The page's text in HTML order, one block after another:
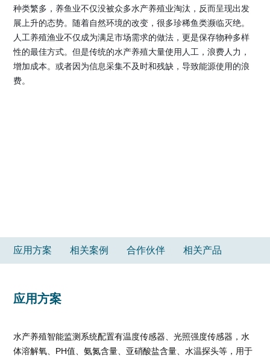
种类繁多，养鱼业不仅没被众多水产养殖业淘汰，反而呈现出发
展上升的态势。随着自然环境的改变，很多珍稀鱼类濒临灭绝。
人工养殖渔业不仅成为满足市场需求的做法，更是保存物种多样
性的最佳方式。但是传统的水产养殖大量使用人工，浪费人力，
增加成本。或者因为信息采集不及时和残缺，导致能源使用的浪
费。
应用方案 相关案例 合作伙伴 相关产品
应用方案
水产养殖智能监测系统配置有温度传感器、光照强度传感器，水
体溶解氧、PH值、氨氮含量、亚硝酸盐含量、水温探头等，用于